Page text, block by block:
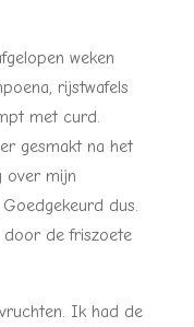
weken
rijstwafels
met curd.
gesmakt na het
over mijn
dus.
de friszoete
Ik had de